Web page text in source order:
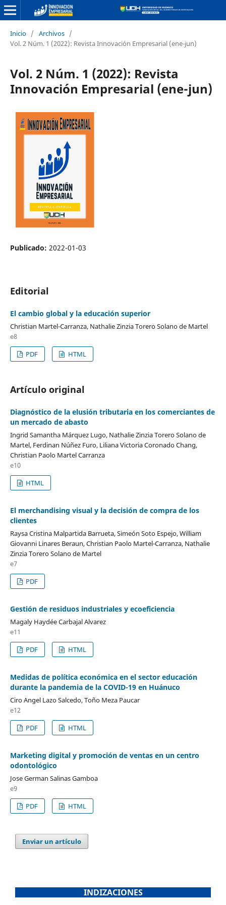
Inicio / Archivos /
Vol. 2 Núm. 1 (2022): Revista Innovación Empresarial (ene-jun)
Vol. 2 Núm. 1 (2022): Revista
Innovación Empresarial (ene-jun)
Publicado: 2022-01-03
Editorial
El cambio global y la educación superior
Christian Martel-Carranza, Nathalie Zinzia Torero Solano de Martel
e8
PDF
HTML
Artículo original
Diagnóstico de la elusión tributaria en los comerciantes de
un mercado de abasto
Ingrid Samantha Márquez Lugo, Nathalie Zinzia Torero Solano de
Martel, Ferdinan Núñez Furo, Liliana Victoria Coronado Chang,
Christian Paolo Martel Carranza
e10
HTML
El merchandising visual y la decisión de compra de los
clientes
Raysa Cristina Malpartida Barrueta, Simeón Soto Espejo, William
Giovanni Linares Beraun, Christian Paolo Martel-Carranza, Nathalie
Zinzia Torero Solano de Martel
e7
PDF
Gestión de residuos industriales y ecoeficiencia
Magaly Haydée Carbajal Alvarez
e11
PDF
HTML
Medidas de política económica en el sector educación
durante la pandemia de la COVID-19 en Huánuco
Ciro Angel Lazo Salcedo, Toño Meza Paucar
e12
PDF
HTML
Marketing digital y promoción de ventas en un centro
odontológico
Jose German Salinas Gamboa
e9
PDF
HTML
Enviar un artículo
INDIZACIONES